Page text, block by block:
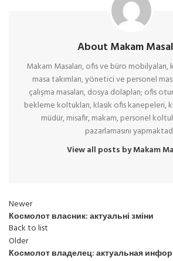
About Makam
Makam Masaları, ofis ve büro mobilyaları,
masa takımları, yönetici ve personel
çalışma masaları, dosya dolapları; ofis
bekleme koltukları, klasik ofis kanepeleri,
müdür, misafir, makam, personel
pazarlamasını
View all posts by Makam
Newer
Космолот власник: актуальні зміни
Back to list
Older
Космолот владелец: актуальная